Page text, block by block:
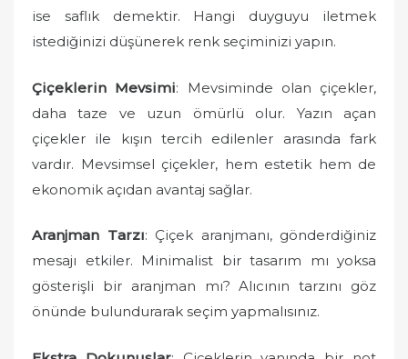
ise saflık demektir. Hangi duyguyu iletmek
istediğinizi düşünerek renk seçiminizi yapın.
Çiçeklerin Mevsimi: Mevsiminde olan çiçekler,
daha taze ve uzun ömürlü olur. Yazın açan
çiçekler ile kışın tercih edilenler arasında fark
vardır. Mevsimsel çiçekler, hem estetik hem de
ekonomik açıdan avantaj sağlar.
Aranjman Tarzı: Çiçek aranjmanı, gönderdiğiniz
mesajı etkiler. Minimalist bir tasarım mı yoksa
gösterişli bir aranjman mı? Alıcının tarzını göz
önünde bulundurarak seçim yapmalısınız.